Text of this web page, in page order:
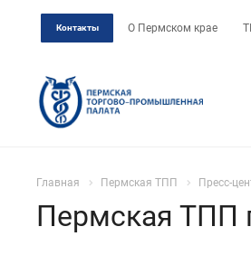
Контакты О Пермском крае
Главная Пермская ТПП Пресс-
Пермская ТПП